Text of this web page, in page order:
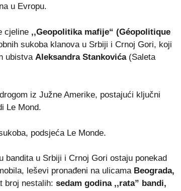
u Evropu.
cjeline ,,Geopolitika mafije“ (Géopolitique
sukoba klanova u Srbiji i Crnoj Gori, koji
ubistva Aleksandra Stankovića(Saleta
iz Južne Amerike, postajući ključni
Le Mond.
podsjeća Le Monde.
bandita u Srbiji i Crnoj Gori ostaju ponekad
leševi pronađeni na ulicama Beograda,
broj nestalih: sedam godina ,,rata” bandi,